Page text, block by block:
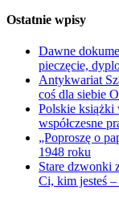
Ostatnie wpisy
Dawne
pieczęcie,
Antykwariat
coś dla siebie
Polskie książki
współczesne
„Poproszę o
1948 roku
Stare dzwonki
Ci, kim jesteś